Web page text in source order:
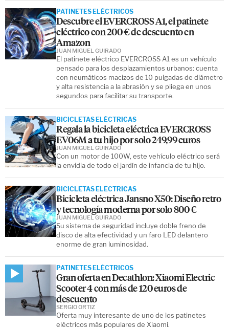
PATINETES ELÉCTRICOS
Descubre el EVERCROSS A1, el patinete
eléctrico con 200 € de descuento en
Amazon
El patinete eléctrico EVERCROSS A1 es un vehículo
pensado para los desplazamientos urbanos: cuenta
con neumáticos macizos de 10 pulgadas de diámetro
y alta resistencia a la abrasión y se pliega en unos
segundos para facilitar su transporte.
JUAN MIGUEL GUIRADO
BICICLETAS ELÉCTRICAS
Regala la bicicleta eléctrica EVERCROSS
EV06M a tu hijo por solo 249,99 euros
Con un motor de 100W, este vehículo eléctrico será
la envidia de todo el jardín de infancia de tu hijo.
JUAN MIGUEL GUIRADO
BICICLETAS ELÉCTRICAS
Bicicleta eléctrica Jansno X50: Diseño retro
y tecnología moderna por solo 800 €
Su sistema de seguridad incluye doble freno de
disco de alta efectividad y un faro LED delantero
enorme de gran luminosidad.
JUAN MIGUEL GUIRADO
PATINETES ELÉCTRICOS
Gran oferta en Decathlon: Xiaomi Electric
Scooter 4 con más de 120 euros de
descuento
Oferta muy interesante de uno de los patinetes
eléctricos más populares de Xiaomi.
SERGIO ORTIZ